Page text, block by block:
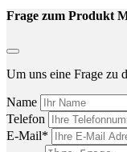
Frage zum Produkt
Um uns eine Frage zu
Name
Telefon
E-Mail*